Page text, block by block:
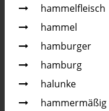
hammelfleisch
hammel
hamburger
hamburg
halunke
hammermäßig